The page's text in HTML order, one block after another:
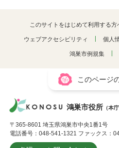
このサイトをはじめて利用する方
ウェブアクセシビリティ 個人
鴻巣市例規集
このページ
鴻巣市役所 （本
〒365-8601 埼玉県鴻巣市中央1番1号
電話番号：048-541-1321 ファックス：